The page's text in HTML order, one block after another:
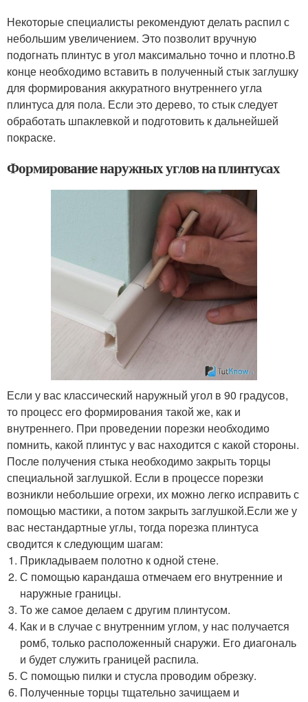
Некоторые специалисты рекомендуют делать распил с
небольшим увеличением. Это позволит вручную
подогнать плинтус в угол максимально точно и плотно.В
конце необходимо вставить в полученный стык заглушку
для формирования аккуратного внутреннего угла
плинтуса для пола. Если это дерево, то стык следует
обработать шпаклевкой и подготовить к дальнейшей
покраске.
Формирование наружных углов на плинтусах
Если у вас классический наружный угол в 90 градусов,
то процесс его формирования такой же, как и
внутреннего. При проведении порезки необходимо
помнить, какой плинтус у вас находится с какой стороны.
После получения стыка необходимо закрыть торцы
специальной заглушкой. Если в процессе порезки
возникли небольшие огрехи, их можно легко исправить с
помощью мастики, а потом закрыть заглушкой.Если же у
вас нестандартные углы, тогда порезка плинтуса
сводится к следующим шагам:
Прикладываем полотно к одной стене.
С помощью карандаша отмечаем его внутренние и
наружные границы.
То же самое делаем с другим плинтусом.
Как и в случае с внутренним углом, у нас получается
ромб, только расположенный снаружи. Его диагональ
и будет служить границей распила.
С помощью пилки и стусла проводим обрезку.
Полученные торцы тщательно зачищаем и